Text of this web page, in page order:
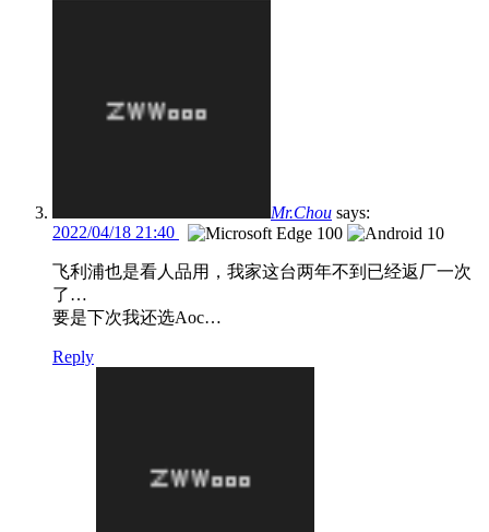
Mr.Chou says:
2022/04/18 21:40
飞利浦也是看人品用，我家这台两年不到已经返厂一次
了…
要是下次我还选Aoc…
Reply